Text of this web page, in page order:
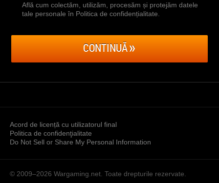
Află cum colectăm, utilizăm, procesăm și protejăm datele
tale personale în Politica de confidențialitate
CONTINUĂ
Acord de licență cu utilizatorul final
Politica de confidenţialitate
Do Not Sell or Share My Personal Information
© 2009–2026 Wargaming.net. Toate drepturile rezervate.